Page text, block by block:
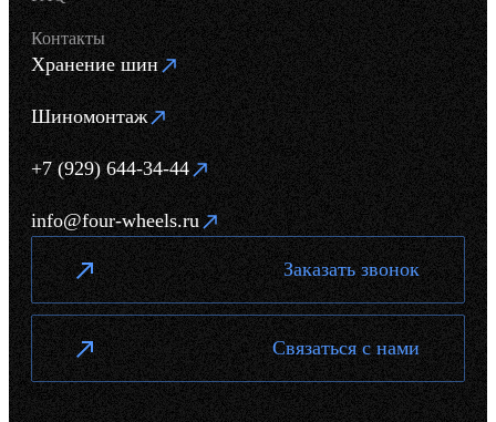
Контакты
Хранение шин
Шиномонтаж
+7 (929) 644-34-44
info@four-wheels.ru
Заказать звонок
Связаться с нами